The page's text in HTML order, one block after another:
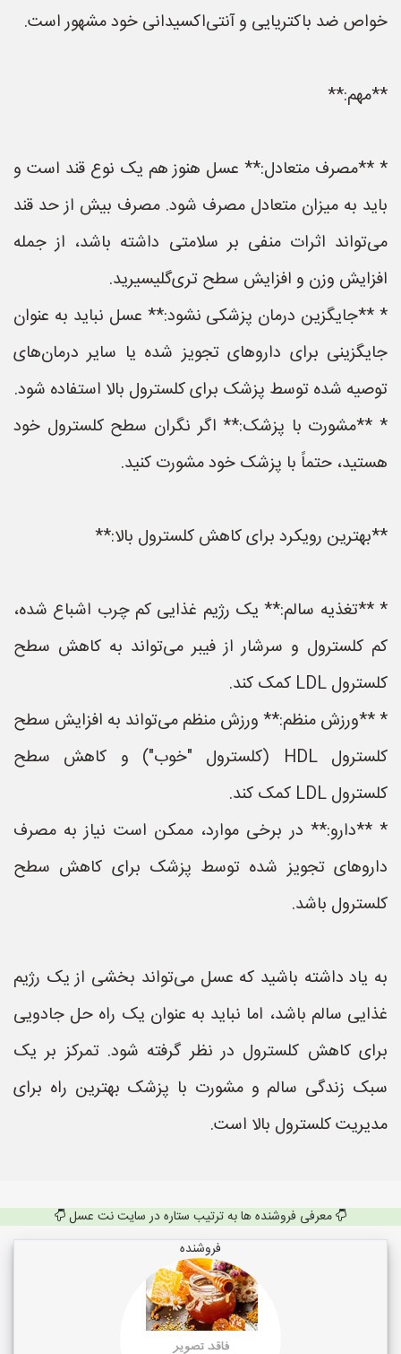
خواص ضد باکتریایی و آنتی‌اکسیدانی خود مشهور است.
**مهم:**
* **مصرف متعادل:** عسل هنوز هم یک نوع قند است و
باید به میزان متعادل مصرف شود. مصرف بیش از حد قند
می‌تواند اثرات منفی بر سلامتی داشته باشد، از جمله
افزایش وزن و افزایش سطح تری‌گلیسیرید.
* **جایگزین درمان پزشکی نشود:** عسل نباید به عنوان
جایگزینی برای داروهای تجویز شده یا سایر درمان‌های
توصیه شده توسط پزشک برای کلسترول بالا استفاده شود.
* **مشورت با پزشک:** اگر نگران سطح کلسترول خود
هستید، حتماً با پزشک خود مشورت کنید.
**بهترین رویکرد برای کاهش کلسترول بالا:**
* **تغذیه سالم:** یک رژیم غذایی کم چرب اشباع شده،
کم کلسترول و سرشار از فیبر می‌تواند به کاهش سطح
کلسترول LDL کمک کند.
* **ورزش منظم:** ورزش منظم می‌تواند به افزایش سطح
کلسترول HDL (کلسترول "خوب") و کاهش سطح
کلسترول LDL کمک کند.
* **دارو:** در برخی موارد، ممکن است نیاز به مصرف
داروهای تجویز شده توسط پزشک برای کاهش سطح
کلسترول باشد.
به یاد داشته باشید که عسل می‌تواند بخشی از یک رژیم
غذایی سالم باشد، اما نباید به عنوان یک راه حل جادویی
برای کاهش کلسترول در نظر گرفته شود. تمرکز بر یک
سبک زندگی سالم و مشورت با پزشک بهترین راه برای
مدیریت کلسترول بالا است.
معرفی فروشنده ها به ترتیب ستاره در سایت نت عسل
فروشنده